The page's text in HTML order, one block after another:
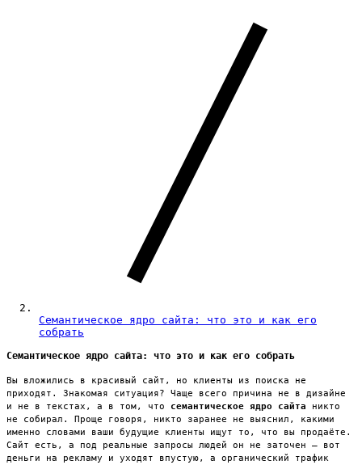
Семантическое ядро сайта: что это и как его
собрать
Семантическое ядро сайта: что это и как его собрать
Вы вложились в красивый сайт, но клиенты из поиска не
приходят. Знакомая ситуация? Чаще всего причина не в дизайне
и не в текстах, а в том, что семантическое ядро сайта никто
не собирал. Проще говоря, никто заранее не выяснил, какими
именно словами ваши будущие клиенты ищут то, что вы продаёте.
Сайт есть, а под реальные запросы людей он не заточен — вот
деньги на рекламу и уходят впустую, а органический трафик